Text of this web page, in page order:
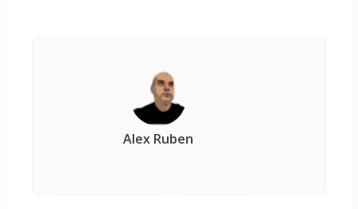
Alex Ruben